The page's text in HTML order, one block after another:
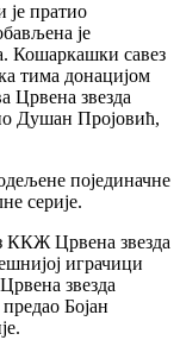
је пратио
је
Кошаркашки савез
тима донацијом
Црвена звезда
Душан Пројовић,
појединачне
серије.
ККЖ Црвена звезда
играчици
звезда
Бојан